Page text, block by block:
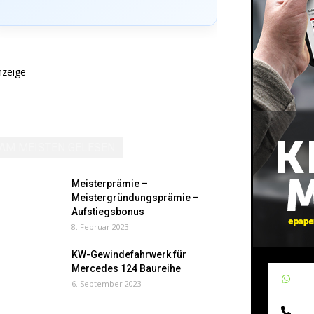
Meisterprämie –
Meistergründungsprämie –
Aufstiegsbonus
8. Februar 2023
KW-Gewindefahrwerk für
Mercedes 124 Baureihe
6. September 2023